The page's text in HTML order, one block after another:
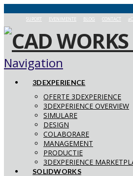
SUPORT EVENIMENTE BLOG CONTACT
Navigation
3DEXPERIENCE
OFERTE 3DEXPERIENCE
3DEXPERIENCE OVERVIEW
SIMULARE
DESIGN
COLABORARE
MANAGEMENT
PRODUCTIE
3DEXPERIENCE
SOLIDWORKS